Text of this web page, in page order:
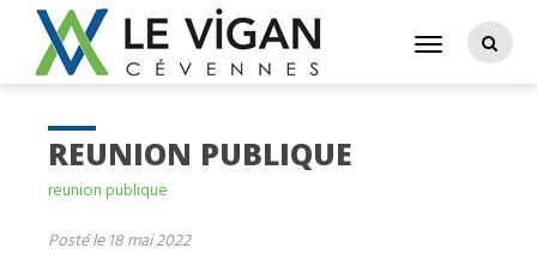
REUNION PUBLIQUE
reunion publique
Posté le 18 mai 2022